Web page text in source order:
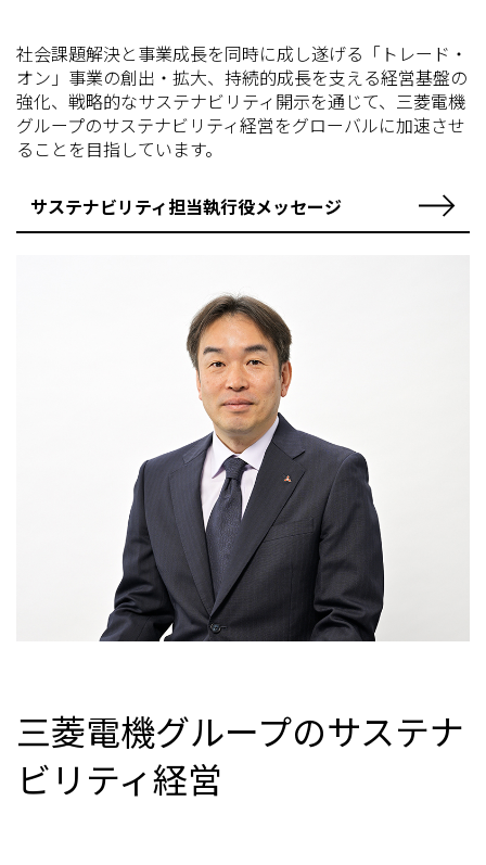
社会課題解決と事業成長を同時に成し遂げる「トレード・
オン」事業の創出・拡大、持続的成長を支える経営基盤の
強化、戦略的なサステナビリティ開示を通じて、三菱電機
グループのサステナビリティ経営をグローバルに加速させ
ることを目指しています。
サステナビリティ担当執行役メッセージ
三菱電機グループのサステナ
ビリティ経営